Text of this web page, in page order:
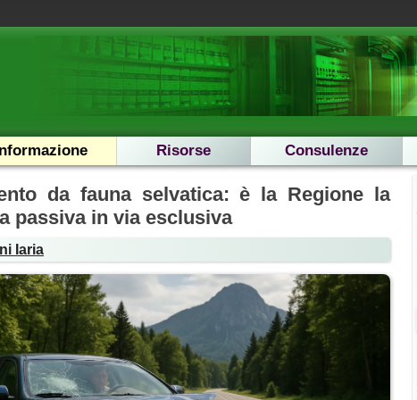
Risorse Consulenze
da fauna selvatica: è la Regione la
passiva in via esclusiva
Iaria